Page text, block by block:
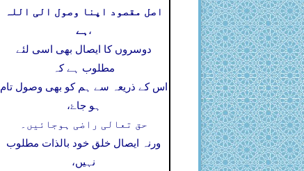
اصل مقصود اپنا وصول الی اللہ
ہے ،
دوسروں کا ایصال بھی اسی لئے
مطلوب ہے کہ
اس کے ذریعہ سے ہم کو بھی وصول تام
ہو جاۓ،
حق تعالی راضی ہوجائیں۔
ورنہ ایصال خلق خود بالذات مطلوب
نہیں،